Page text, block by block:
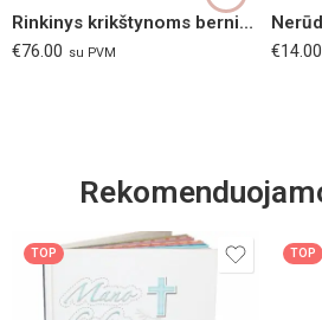
Rinkinys krikštynoms berniukui
€76.00 su PVM €14.00
TOP TOP